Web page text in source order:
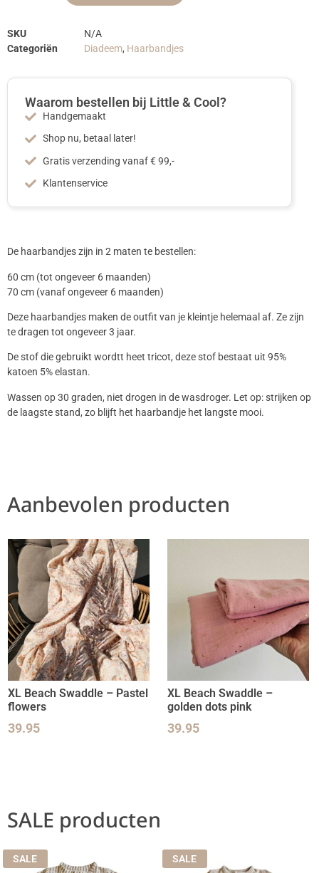
SKU
N/A
Categoriën
Diadeem, Haarbandjes
Waarom bestellen bij Little & Cool?
Handgemaakt
Shop nu, betaal later!
Gratis verzending vanaf € 99,-
Klantenservice
De haarbandjes zijn in 2 maten te bestellen:
60 cm (tot ongeveer 6 maanden)
70 cm (vanaf ongeveer 6 maanden)
Deze haarbandjes maken de outfit van je kleintje helemaal af. Ze zijn
te dragen tot ongeveer 3 jaar.
De stof die gebruikt wordtt heet tricot, deze stof bestaat uit 95%
katoen 5% elastan.
Wassen op 30 graden, niet drogen in de wasdroger. Let op: strijken op
de laagste stand, zo blijft het haarbandje het langste mooi.
Aanbevolen producten
XL Beach Swaddle – Pastel
flowers
39.95
XL Beach Swaddle –
golden dots pink
39.95
SALE producten
SALE SALE